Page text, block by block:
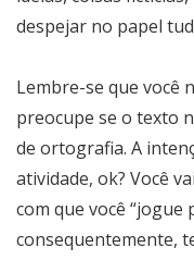
despejar no papel
Lembre-se que você
preocupe se o texto
de ortografia. A
atividade, ok? Você
com que você “jogue
consequentemente,